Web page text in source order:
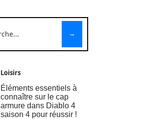
Loisirs
Éléments essentiels à
connaître sur le cap
armure dans Diablo 4
saison 4 pour réussir !